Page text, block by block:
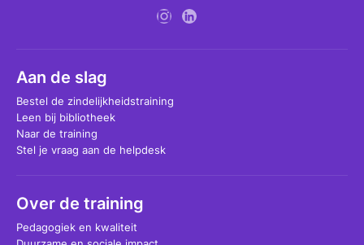
Aan de slag
Bestel de zindelijkheidstraining
Leen bij bibliotheek
Naar de training
Stel je vraag aan de helpdesk
Over de training
Pedagogiek en kwaliteit